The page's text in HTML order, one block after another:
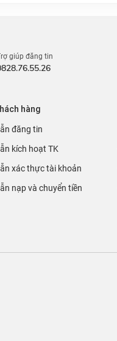
giúp đăng tin
hàng
đăng tin
kích hoạt TK
xác thực tài khoản
nạp và chuyển tiền